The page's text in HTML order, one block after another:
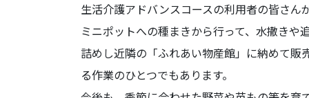
生活介護アドバンスコースの利用者の皆さ
ミニポットへの種まきから行って、水撒き
詰めし近隣の「ふれあい物産館」に納めて
る作業のひとつでもあります。